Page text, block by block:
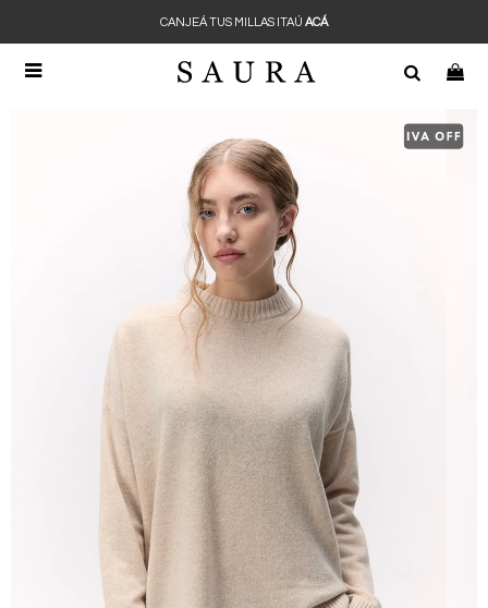

CANJEÁ TUS MILLAS ITAÚ ACÁ